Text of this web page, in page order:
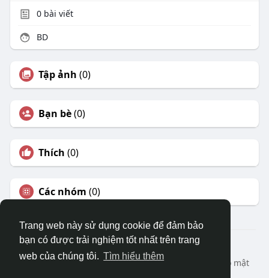
Trang web này sử dụng cookie để đảm bảo
bạn có được trải nghiệm tốt nhất trên trang
web của chúng tôi. Tìm hiểu thêm
0bài viết
BD
Tập ảnh (0)
Bạn bè(0)
Thích (0)
Các nhóm (0)
© 2026 DRVIET.COM
Nhà
Bao Quát Liên hệ chúng tôi
Chính sách bảo mật